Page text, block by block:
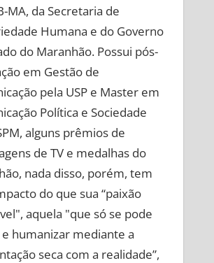
MA, da Secretaria de
Humana e do Governo
do Maranhão. Possui pós-
em Gestão de
pela USP e Master em
Política e Sociedade
alguns prêmios de
de TV e medalhas do
nada disso, porém, tem
do que sua “paixão
aquela "que só se pode
humanizar mediante a
seca com a realidade”,